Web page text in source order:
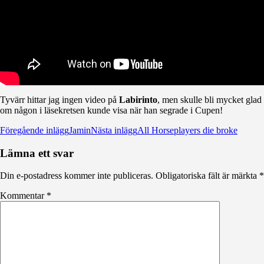
Tyvärr hittar jag ingen video på Labirinto, men skulle bli mycket glad
om någon i läsekretsen kunde visa när han segrade i Cupen!
Inläggsnavigering
Föregående inläggJaminNästa inläggAll Horseplayers die broke
Lämna ett svar
Din e-postadress kommer inte publiceras. Obligatoriska fält är märkta *
Kommentar *